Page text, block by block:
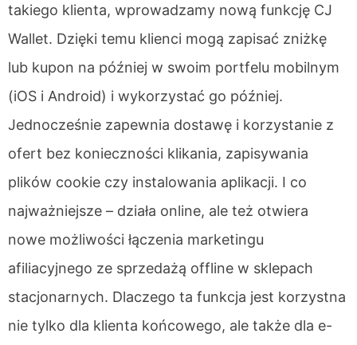
takiego klienta, wprowadzamy nową funkcję CJ
Wallet. Dzięki temu klienci mogą zapisać zniżkę
lub kupon na później w swoim portfelu mobilnym
(iOS i Android) i wykorzystać go później.
Jednocześnie zapewnia dostawę i korzystanie z
ofert bez konieczności klikania, zapisywania
plików cookie czy instalowania aplikacji. I co
najważniejsze – działa online, ale też otwiera
nowe możliwości łączenia marketingu
afiliacyjnego ze sprzedażą offline w sklepach
stacjonarnych. Dlaczego ta funkcja jest korzystna
nie tylko dla klienta końcowego, ale także dla e-